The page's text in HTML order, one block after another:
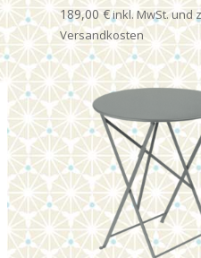
189,00€